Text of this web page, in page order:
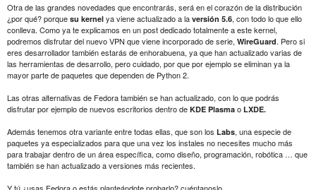
Otra de las grandes novedades que encontrarás, será en el corazón de la distribución
¿por qué? porque su kernel ya viene actualizado a la versión 5.6, con todo lo que ello
conlleva. Como ya te explicamos en un post dedicado totalmente a este kernel,
podremos disfrutar del nuevo VPN que viene incorporado de serie, WireGuard. Pero si
eres desarrollador también estarás de enhorabuena, ya que han actualizado varias de
las herramientas de desarrollo, pero cuidado, por que por ejemplo se eliminan ya la
mayor parte de paquetes que dependen de Python 2.
Las otras alternativas de Fedora también se han actualizado, con lo que podrás
disfrutar por ejemplo de nuevos escritorios dentro de KDE Plasma o LXDE.
Además tenemos otra variante entre todas ellas, que son los Labs, una especie de
paquetes ya especializados para que una vez los instales no necesites mucho más
para trabajar dentro de un área específica, como diseño, programación, robótica … que
también se han actualizado a versiones más recientes.
Y tú ¿usas Fedora o estás planteándote probarlo? cuéntanoslo.